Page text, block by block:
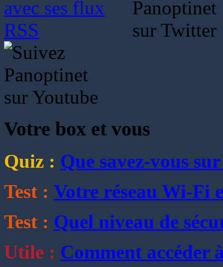
Votre box et vous
Quiz : Que savez-vous
Test : Votre réseau Wi-Fi
Test : Quel niveau de
Utile : Comment accéder